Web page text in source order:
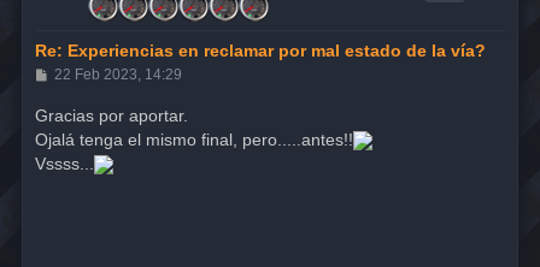
Re: Experiencias en reclamar por mal estado de la vía?
M
s
a
j
e
22 Feb 2023, 14:29
Gracias por aportar.
Ojalá tenga el mismo final, pero.....antes!!
Vssss...